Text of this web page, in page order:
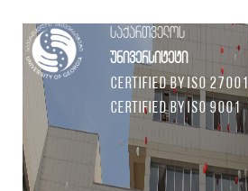
საქართველოს
უნივერსიტეტი
Certified by ISO 27001
Certified by ISO 9001